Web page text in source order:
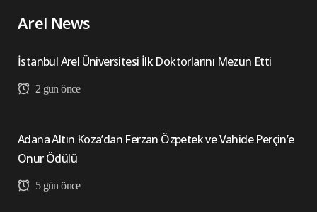
Arel News
İstanbul Arel Üniversitesi İlk Doktorlarını Mezun Etti
2 gün önce
Adana Altın Koza’dan Ferzan Özpetek ve Vahide Perçin’e
Onur Ödülü
5 gün önce